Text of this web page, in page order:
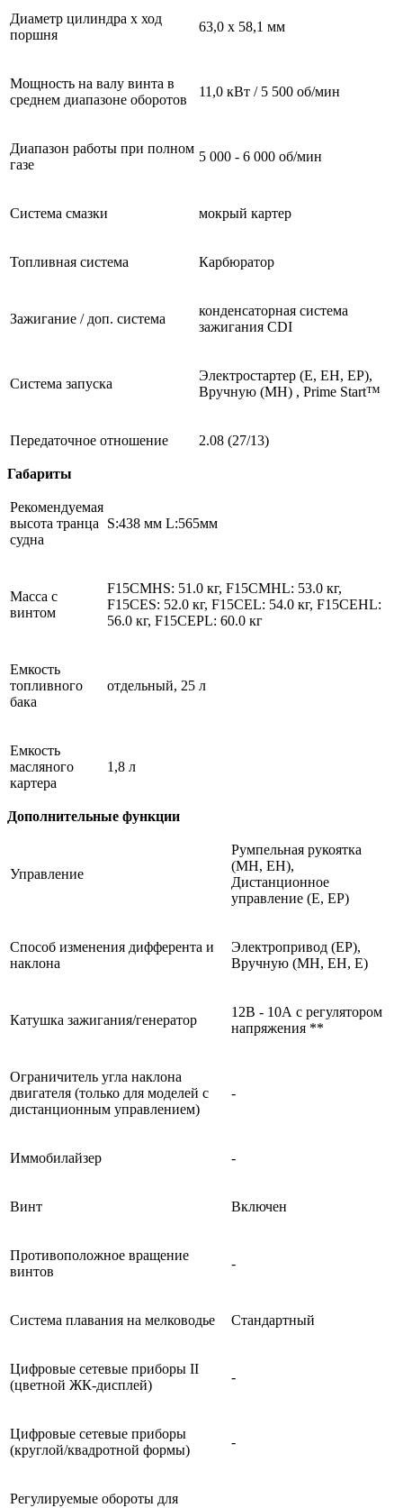
Диаметр цилиндра x ход
поршня
63,0 x 58,1 мм
Мощность на валу винта в
среднем диапазоне оборотов
11,0 кВт / 5 500 об/мин
Диапазон работы при полном
газе
5 000 - 6 000 об/мин
Система смазки мокрый картер
Топливная система Карбюратор
Зажигание / доп. система
конденсаторная система
зажигания CDI
Система запуска
Электростартер (E, EH, EP),
Вручную (MH) , Prime Start™
Передаточное отношение 2.08 (27/13)
Габариты
Рекомендуемая
высота транца
судна
S:438 мм L:565мм
Масса с
винтом
F15CMHS: 51.0 кг, F15CMHL: 53.0 кг,
F15CES: 52.0 кг, F15CEL: 54.0 кг, F15CEHL:
56.0 кг, F15CEPL: 60.0 кг
Емкость
топливного
бака
отдельный, 25 л
Емкость
масляного
картера
1,8 л
Дополнительные функции
Управление
Румпельная рукоятка
(MH, EH),
Дистанционное
управление (E, EP)
Способ изменения дифферента и
наклона
Электропривод (EP),
Вручную (MH, EH, E)
Катушка зажигания/генератор
12В - 10А с регулятором
напряжения **
Ограничитель угла наклона
двигателя (только для моделей с
дистанционным управлением)
-
Иммобилайзер -
Винт Включен
Противоположное вращение
винтов
-
Система плавания на мелководье Стандартный
Цифровые сетевые приборы II
(цветной ЖК-дисплей)
-
Цифровые сетевые приборы
(круглой/квадротной формы)
-
Регулируемые обороты для